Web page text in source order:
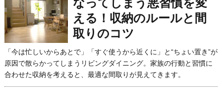
なってしまう悪習慣を変
える！収納のルールと間
取りのコツ
「今は忙しいからあとで」「すぐ使うから近くに」と“ちょい置き”が
原因で散らかってしまうリビングダイニング。家族の行動と習慣に
合わせた収納を考えると、最適な間取りが見えてきます。